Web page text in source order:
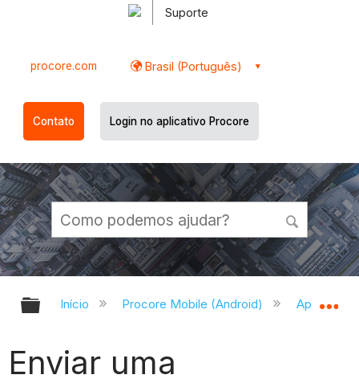
Suporte
procore.com Brasil (Português)
Contato Login no aplicativo Procore
Expandir/recolher hierarquia
Início Procore Mobile (Android) Aplicativo
Enviar uma